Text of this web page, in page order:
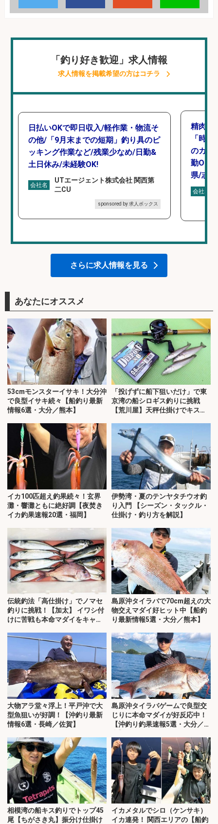
「釣り好き歓迎」求人情報
求人情報を掲載希望の方はコチラ
日払いOKで即日収入/軽作業・物流そ
の他/「9月末までの短期」釣り具のピ
ッキング作業など/残業少なめ/日勤&
土日休み/未経験OK!
会社名
UTエージェント株式会社 関西第
二CU
sponsored by 求人ボックス
精肉・
「時
のカッ
勤OK×
県/志
会社名
さらに求人情報を見る
あなたにオススメ
53cmモンスターイサキ！大分沖
で良型イサキ続々【船釣り最新
情報6選・大分／熊本】
「投げずに船下狙いだけ」で東
京湾の船シロギス釣りに挑戦
【荒川屋】天秤仕掛けでキス約
イカ100匹超え釣果続々！玄界
灘・響灘ともに絶好調【夜焚き
イカ釣果速報20選・福岡】
伊勢湾・夏のテンヤタチウオ釣
り入門 【シーズン・タックル・
仕掛け・釣り方を解説】
伝統釣法「高仕掛け」でノマセ
釣りに挑戦！【加太】 イワシ付
けに苦戦も本命マダイをキャッ
島原沖タイラバで70cm超えの大
物交えマダイ好ヒット中【船釣
り最新情報5選・大分／熊本】
大物アラ堂々浮上！平戸沖で大
型魚狙いが好調！【沖釣り最新
情報6選・長崎／佐賀】
島原沖タイラバゲームで良型交
じりに本命マダイが好反応中！
【沖釣り釣果速報5選・大分／熊
相模湾の船キス釣りでトップ45
尾【ちがさき丸】振分け仕掛け
イカメタルでシロ（ケンサキ）
イカ連発！ 関西エリアの【船釣